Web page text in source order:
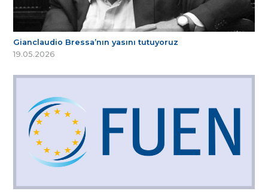
Gianclaudio Bressa’nın yasını tutuyoruz
19.05.2026